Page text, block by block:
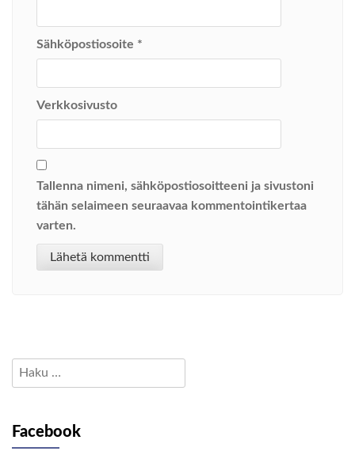
Sähköpostiosoite *
Verkkosivusto
Tallenna nimeni, sähköpostiosoitteeni ja sivustoni
tähän selaimeen seuraavaa kommentointikertaa
varten.
Haku:
Facebook